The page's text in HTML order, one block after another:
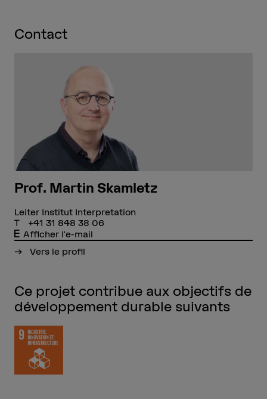
Contact
Prof. Martin Skamletz
Leiter Institut Interpretation
+41 31 848 38 06
Afficher l'e-mail
Vers le profil
Ce projet contribue aux objectifs de
développement durable suivants